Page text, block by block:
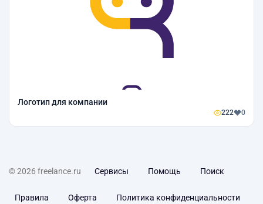
Логотип для компании
222 0
© 2026 freelance.ru Сервисы Помощь Поиск
Правила Оферта Политика конфиденциальности